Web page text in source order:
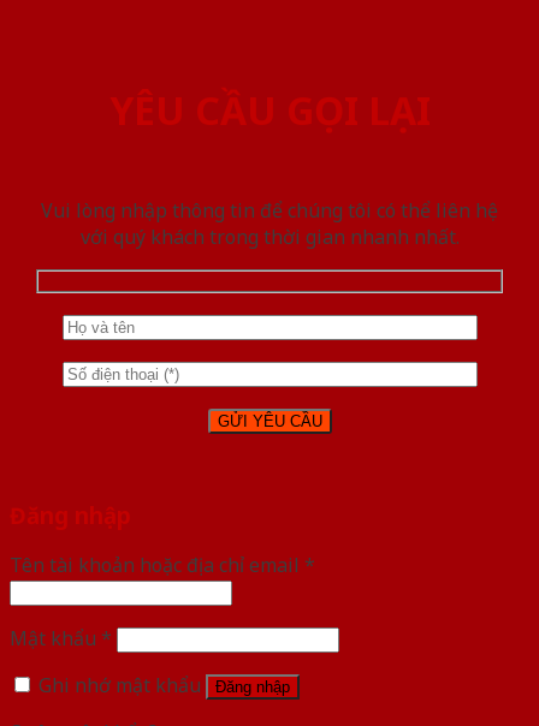
YÊU CẦU GỌI LẠI
Vui lòng nhập thông tin để chúng tôi có thể liên hệ
với quý khách trong thời gian nhanh nhất.
Đăng nhập
Tên tài khoản hoặc địa chỉ email *
Mật khẩu *
Ghi nhớ mật khẩu
Đăng nhập